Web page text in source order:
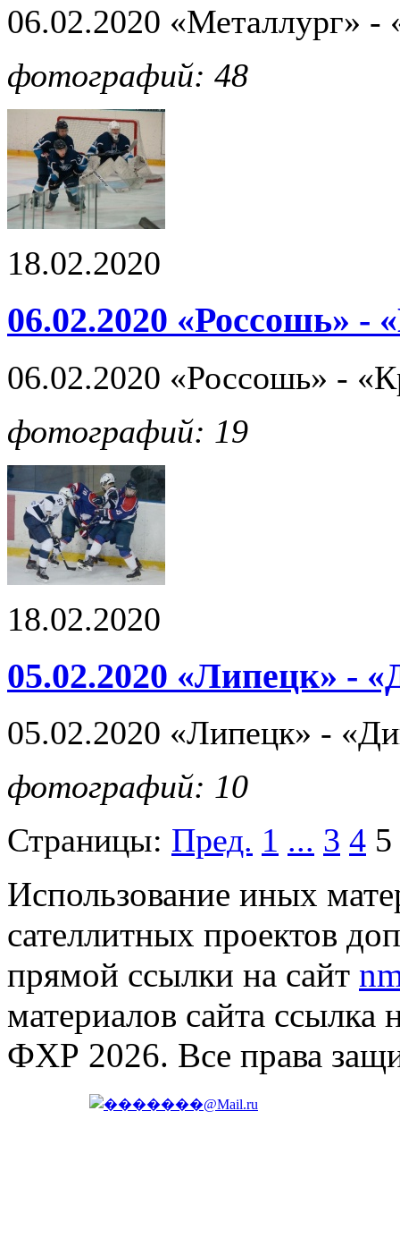
06.02.2020 «Металлург» -
фотографий: 48
18.02.2020
06.02.2020 «Россошь» -
06.02.2020 «Россошь» -
фотографий: 19
18.02.2020
05.02.2020 «Липецк» -
05.02.2020 «Липецк» -
фотографий: 10
Страницы: Пред. 1 ... 3 4 5
Использование иных
сателлитных проектов
прямой ссылки на сайт
материалов сайта ссылка
ФХР 2026. Все права